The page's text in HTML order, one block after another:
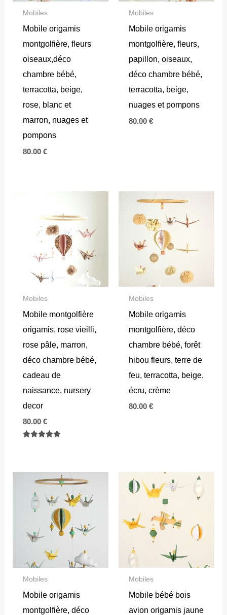
Mobiles
Mobile origamis
montgolfière, fleurs
oiseaux,déco
chambre bébé,
terracotta, beige,
rose, blanc et
marron, nuages et
pompons
80.00 €
Mobiles
Mobile origamis
montgolfière, fleurs,
papillon, oiseaux,
déco chambre bébé,
terracotta, beige,
nuages et pompons
80.00 €
Mobiles
Mobile montgolfière
origamis, rose vieilli,
rose pâle, marron,
déco chambre bébé,
cadeau de
naissance, nursery
decor
80.00 €
Mobiles
Mobile origamis
montgolfière, déco
chambre bébé, forêt
hibou fleurs, terre de
feu, terracotta, beige,
écru, crème
80.00 €
Mobiles
Mobile origamis
montgolfière, déco
Mobiles
Mobile bébé bois
avion origamis jaune